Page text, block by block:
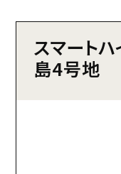
スマート
島4号地